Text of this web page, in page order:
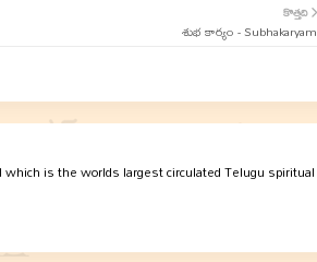
కొత్తది
శుభ కార్యం - Subhakaryam
is the worlds largest circulated Telugu spiritual